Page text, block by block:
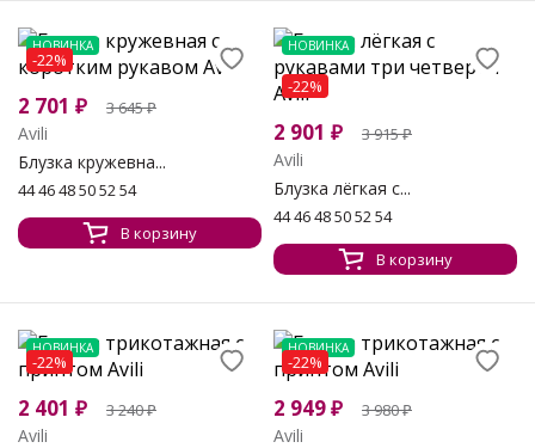
НОВИНКА
-22%
2 701 ₽ 3 645₽
Avili
Блузка кружевна...
44 46 48 50 52 54
В корзину
НОВИНКА
-22%
2 901 ₽ 3 915₽
Avili
Блузка лёгкая с...
44 46 48 50 52 54
В корзину
НОВИНКА
-22%
2 401 ₽ 3 240₽
Avili
НОВИНКА
-22%
2 949₽ 3 980₽
Avili